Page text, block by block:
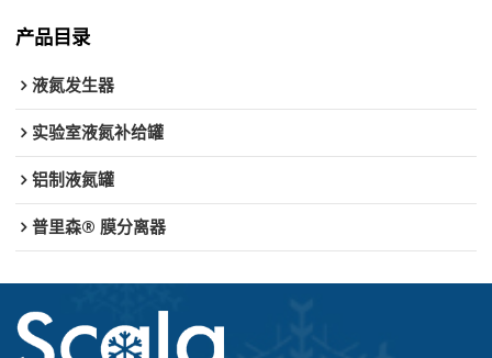
产品目录
液氮发生器
实验室液氮补给罐
铝制液氮罐
普里森® 膜分离器